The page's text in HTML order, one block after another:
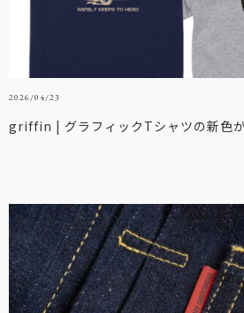
2026/04/23
griffin | グラフィックTシャツの新色